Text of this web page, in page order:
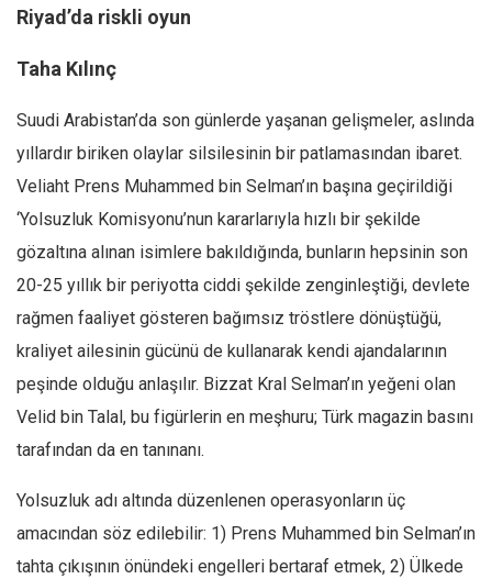
Riyad’da riskli oyun
Taha Kılınç
Suudi Arabistan’da son günlerde yaşanan gelişmeler, aslında
yıllardır biriken olaylar silsilesinin bir patlamasından ibaret.
Veliaht Prens Muhammed bin Selman’ın başına geçirildiği
‘Yolsuzluk Komisyonu’nun kararlarıyla hızlı bir şekilde
gözaltına alınan isimlere bakıldığında, bunların hepsinin son
20-25 yıllık bir periyotta ciddi şekilde zenginleştiği, devlete
rağmen faaliyet gösteren bağımsız tröstlere dönüştüğü,
kraliyet ailesinin gücünü de kullanarak kendi ajandalarının
peşinde olduğu anlaşılır. Bizzat Kral Selman’ın yeğeni olan
Velid bin Talal, bu figürlerin en meşhuru; Türk magazin basını
tarafından da en tanınanı.
Yolsuzluk adı altında düzenlenen operasyonların üç
amacından söz edilebilir: 1) Prens Muhammed bin Selman’ın
tahta çıkışının önündeki engelleri bertaraf etmek, 2) Ülkede